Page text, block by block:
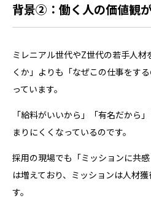
背景②：働く人の価値観
ミレニアル世代やZ世代の若手人
くか」よりも「なぜこの仕事をす
っています。
「給料がいいから」「有名だから
まりにくくなっているのです。
採用の現場でも「ミッションに共
は増えており、ミッションは人材
す。